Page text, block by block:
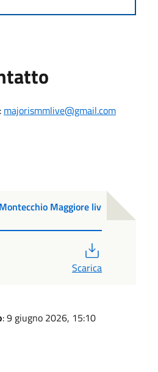
: majorismmlive@gmail.com
Maggiore liv
Scarica
: 9 giugno 2026, 15:10